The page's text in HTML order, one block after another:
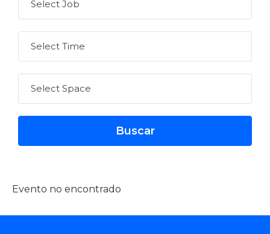
Evento no encontrado